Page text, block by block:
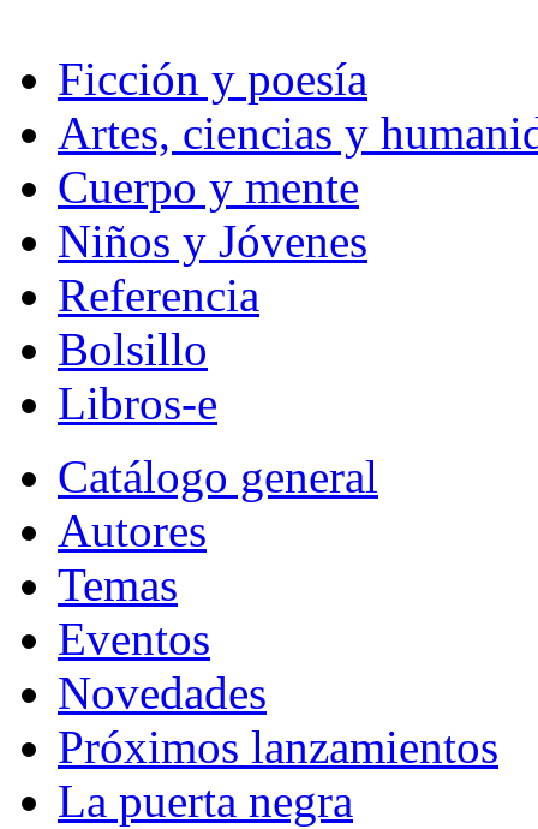
Ficción y poesía
Artes, ciencias y
Cuerpo y mente
Niños y Jóvenes
Referencia
Bolsillo
Libros-e
Catálogo general
Autores
Temas
Eventos
Novedades
Próximos lanzamientos
La puerta negra